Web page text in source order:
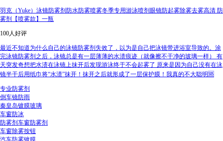
羽克（Yuke）泳镜防雾剂防水防雾喷雾冬季专用游泳喷剂眼镜防起雾除雾去雾高清 防
雾剂【喷雾款】一瓶
100人好评
最近不知道为什么自己的泳镜防雾剂失效了，以为是自己把泳镜带进浴室导致的。涂
完泳镜防雾剂之后，泳镜总是有一层薄薄的水渍痕迹（就像擦不干净的玻璃一样） 有
天突发奇想把水渍在泳镜上抹开后发现游泳终于不会起雾了 原来是因为自己没有在泳
镜半干后用纸巾将“水渍”抹开！抹开之后就形成了一层保护膜！我真的不大聪明🆘
专业防雾剂
倒车镜防雨
秦皇岛镀膜玻璃
车窗防冰
防雾剂车窗防雾剂
车窗除雾按钮
汽车防雾镀膜